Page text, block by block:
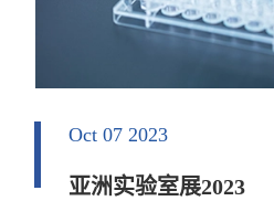
Oct 07 2023
亚洲实验室展2023